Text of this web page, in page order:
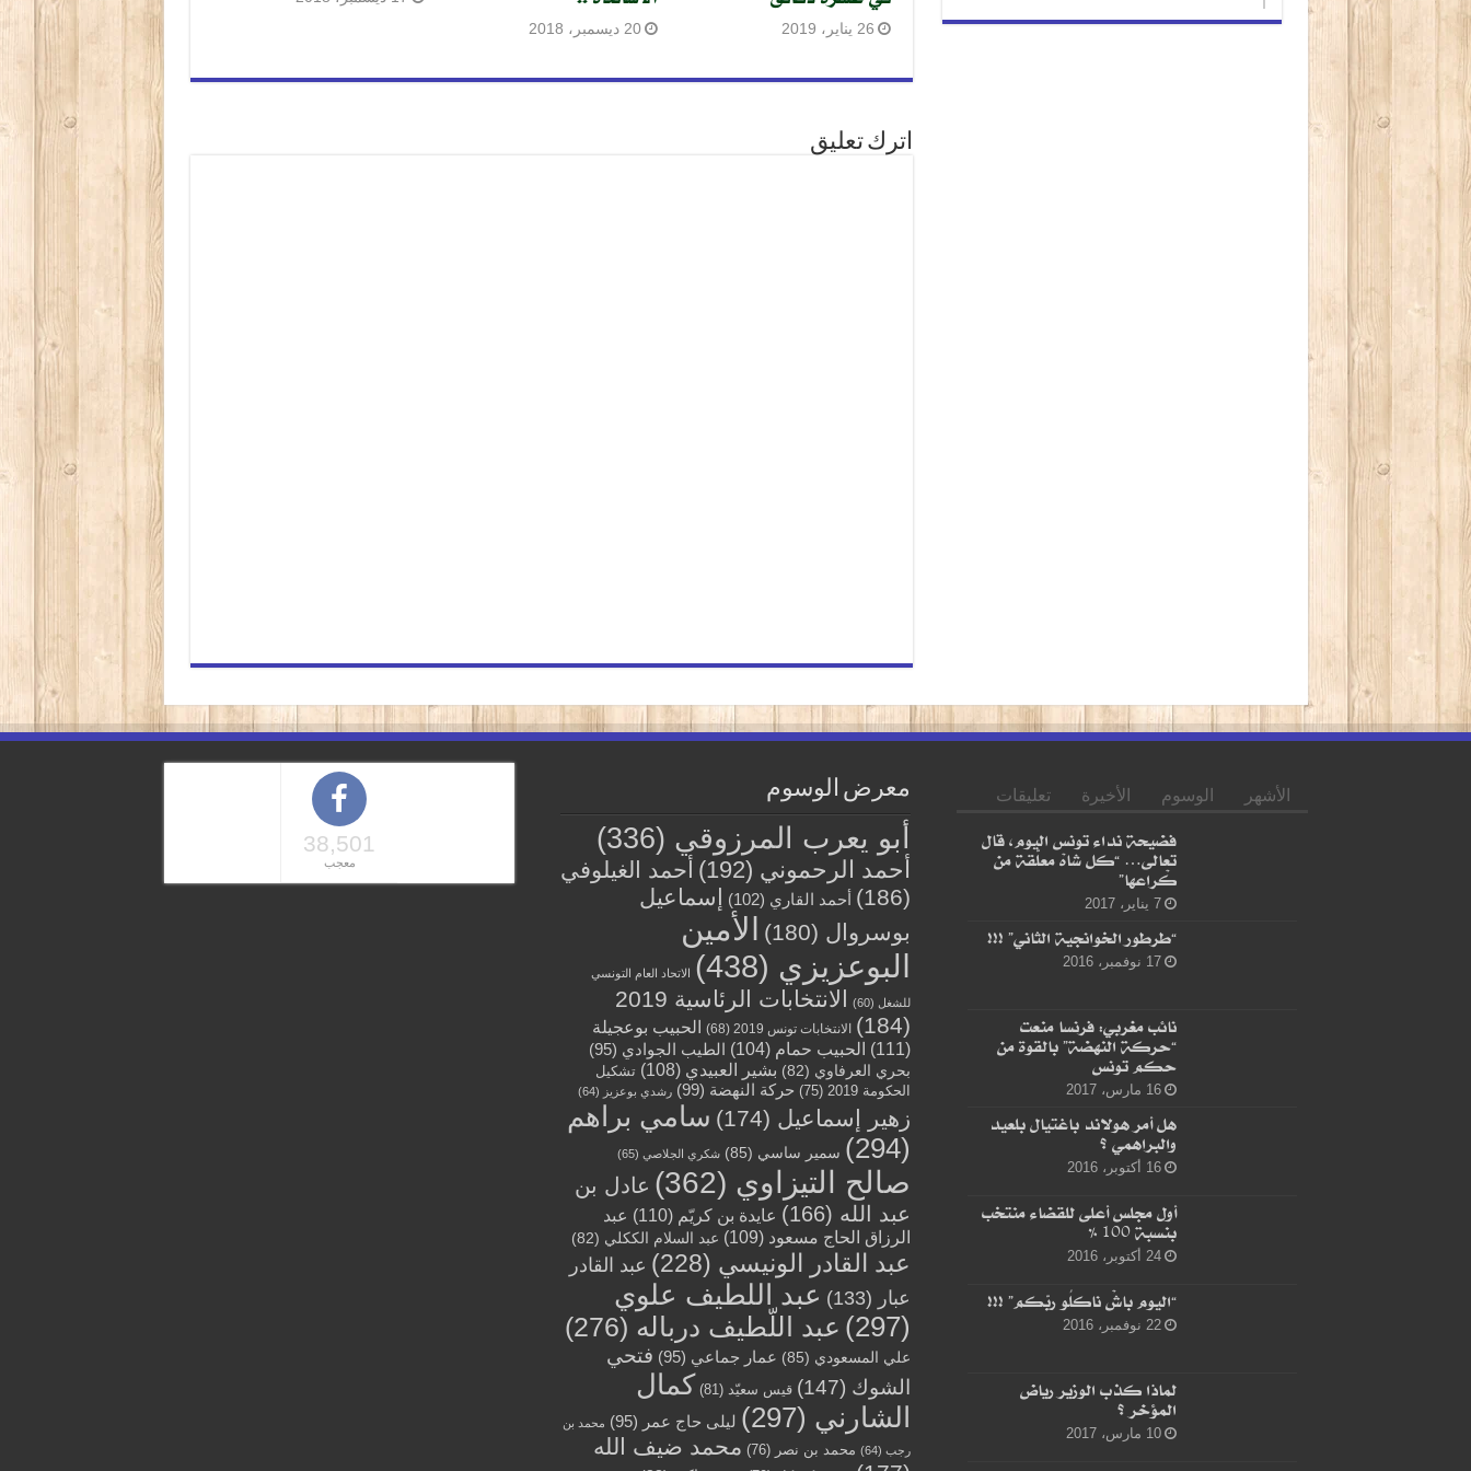
26 يناير، 2019 20 ديسمبر، 2018
اترك تعليق
الأشهر الوسوم الأخيرة تعليقات
فضيحة نداء تونس اليوم، قال
تعالى… “كل شاهْ معلّقة من
كْراعها”
7 يناير، 2017
“طرطور الخوانجية الثاني” !!!
17 نوفمبر، 2016
نائب مغربي: فرنسا منعت
“حركة النهضة” بالقوة من
حكم تونس
16 مارس، 2017
هل أمر هولاند باغتيال بلعيد
والبراهمي ؟
16 أكتوبر، 2016
أول مجلس أعلى للقضاء منتخب
بنسبة 100 %
24 أكتوبر، 2016
“اليوم باشْ ناكلُو ربّكم” !!!
22 نوفمبر، 2016
لماذا كذب الوزير رياض
المؤخر ؟
10 مارس، 2017
معرض الوسوم
أبو يعرب المرزوقي (336)
أحمد الرحموني (192)
أحمد الغيلوفي
(186)
أحمد القاري (102)
إسماعيل
بوسروال (180)
الأمين
البوعزيزي (438) الاتحاد العام التونسي
للشغل (60)
الانتخابات الرئاسية 2019
(184)
الانتخابات تونس 2019 (68)
الحبيب بوعجيلة
(111)
الحبيب حمام (104) الطيب الجوادي (95)
بحري العرفاوي (82) بشير العبيدي (108)
تشكيل
الحكومة 2019
(75) حركة النهضة (99) رشدي بوعزيز (64)
زهير إسماعيل (174)
سامي براهم
(294)
سمير ساسي (85) شكري الجلاصي(65)
صالح التيزاوي (362)
عادل بن
عبد الله (166) عايدة بن كريّم (110)
عبد
الرزاق الحاج مسعود (109) عبد السلام الككلي (82)
عبد القادر الونيسي (228)
عبد القادر
عبار (133)
عبد اللطيف علوي
(297)
عبد اللّطيف درباله (276)
علي المسعودي (85) عمار جماعي (95)
فتحي
الشوك (147) قيس سعيّد (81)
كمال
الشارني (297) ليلى حاج عمر (95) محمد بن
رجب(64) محمد بن نصر (76)
محمد ضيف الله
38,501
معجب